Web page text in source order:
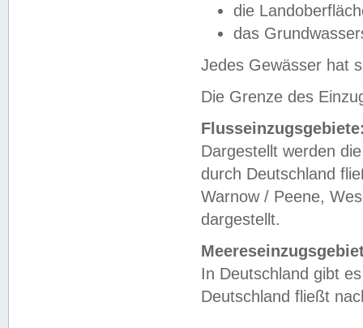
die
das
Jedes Gewässer hat
Die Grenze des
Dargestellt werden
durch Deutschland
Warnow / Peene,
dargestellt.
In Deutschland gibt
Deutschland fließt